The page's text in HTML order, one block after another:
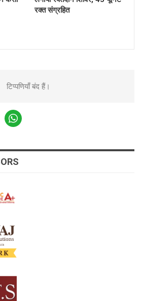
रक्त संग्रहित
टिप्पणियाँ बंद हैं।
whatsapp